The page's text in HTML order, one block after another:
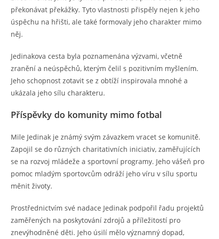
překonávat překážky. Tyto vlastnosti přispěly nejen k jeho
úspěchu na hřišti, ale také formovaly jeho charakter mimo
něj.
Jedinakova cesta byla poznamenána výzvami, včetně
zranění a neúspěchů, kterým čelil s pozitivním myšlením.
Jeho schopnost zotavit se z obtíží inspirovala mnohé a
ukázala jeho sílu charakteru.
Příspěvky do komunity mimo fotbal
Mile Jedinak je známý svým závazkem vracet se komunitě.
Zapojil se do různých charitativních iniciativ, zaměřujících
se na rozvoj mládeže a sportovní programy. Jeho vášeň pro
pomoc mladým sportovcům odráží jeho víru v sílu sportu
měnit životy.
Prostřednictvím své nadace Jedinak podpořil řadu projektů
zaměřených na poskytování zdrojů a příležitostí pro
znevýhodněné děti. Jeho úsilí mělo významný dopad,